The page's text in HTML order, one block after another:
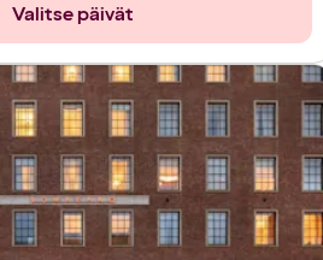
Valitse päivät